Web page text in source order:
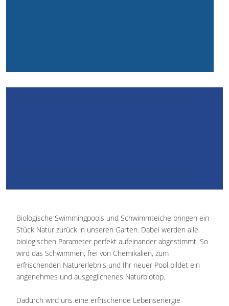
Biologische Swimmingpools und Schwimmteiche bringen ein
Stück Natur zurück in unseren Garten. Dabei werden alle
biologischen Parameter perfekt aufeinander abgestimmt. So
wird das Schwimmen, frei von Chemikalien, zum
erfrischenden Naturerlebnis und Ihr neuer Pool bildet ein
angenehmes und ausgeglichenes Naturbiotop.
Dadurch wird uns eine erfrischende Lebensenergie